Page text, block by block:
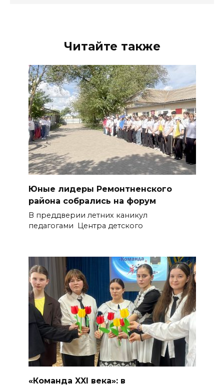
Читайте также
Юные лидеры Ремонтненского
района собрались на форум
В преддверии летних каникул
педагогами Центра детского
«Команда XXI века»: в